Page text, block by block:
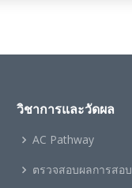
วิชาการและวัดผล
AC Pathway
ตรวจสอบผลการสอบ